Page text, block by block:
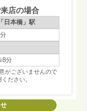
店の場合
日本橋」駅
8分
がございませんので
ださい。